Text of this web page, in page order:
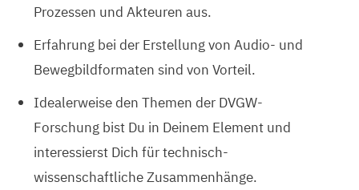
Prozessen und Akteuren aus.
Erfahrung bei der Erstellung von Audio- und
Bewegbildformaten sind von Vorteil.
Idealerweise den Themen der DVGW-
Forschung bist Du in Deinem Element und
interessierst Dich für technisch-
wissenschaftliche Zusammenhänge.